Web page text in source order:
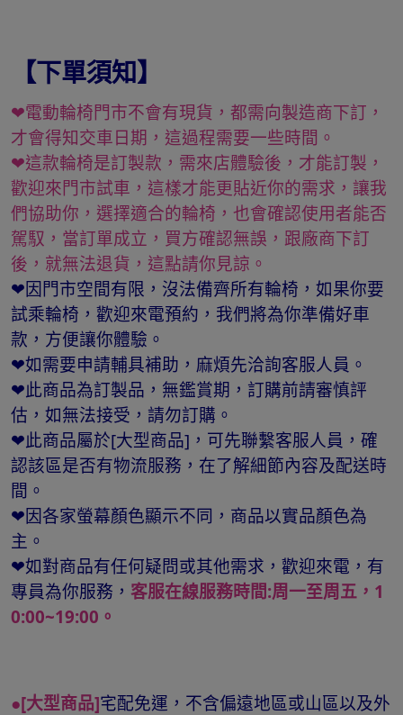
【下單須知】
❤電動輪椅門市不會有現貨，都需向製造商下訂，
才會得知交車日期，這過程需要一些時間。
❤這款輪椅是訂製款，需來店體驗後，才能訂製，
歡迎來門市試車，這樣才能更貼近你的需求，讓我
們協助你，選擇適合的輪椅，也會確認使用者能否
駕馭，當訂單成立，買方確認無誤，跟廠商下訂
後，就無法退貨，這點請你見諒。
❤因門市空間有限，沒法備齊所有輪椅，如果你要
試乘輪椅，歡迎來電預約，我們將為你準備好車
款，方便讓你體驗。
❤如需要申請輔具補助，麻煩先洽詢客服人員。
❤此商品為訂製品，無鑑賞期，訂購前請審慎評
估，如無法接受，請勿訂購。
❤此商品屬於[大型商品]，可先聯繫客服人員，確
認該區是否有物流服務，在了解細節內容及配送時
間。
❤因各家螢幕顏色顯示不同，商品以實品顏色為
主。
❤如對商品有任何疑問或其他需求，歡迎來電，有
專員為你服務， 客服在線服務時間:周一至周五，1
0:00~19:00。
●[大型商品]宅配免運，不含偏遠地區或山區以及外